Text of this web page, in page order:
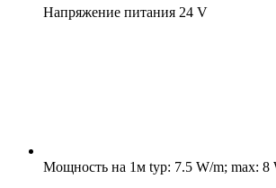
Напряжение питания 24 V
Мощность на 1м typ: 7.5 W/m; max: 8